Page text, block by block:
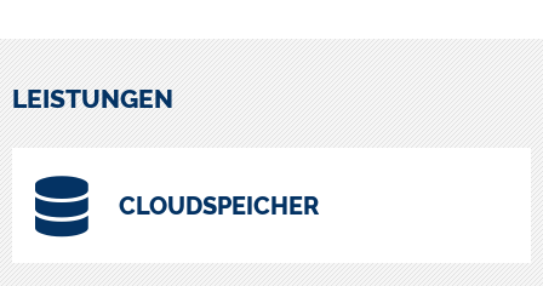
LEISTUNGEN
CLOUDSPEICHER